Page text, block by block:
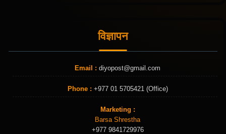
विज्ञापन
Email : diyopost@gmail.com
Phone : +977 01 5705421 (Office)
Marketing :
Barsa Shrestha
+977 9841729976